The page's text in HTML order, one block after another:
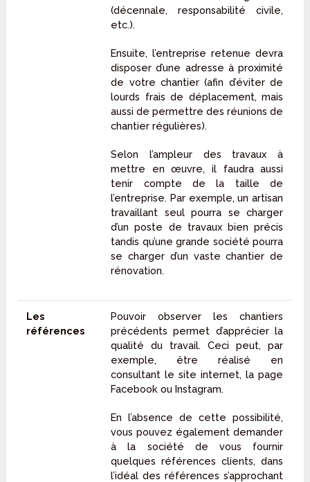
(décennale, responsabilité civile,
etc.).
Ensuite, l’entreprise retenue devra
disposer d’une adresse à proximité
de votre chantier (afin d’éviter de
lourds frais de déplacement, mais
aussi de permettre des réunions de
chantier régulières).
Selon l’ampleur des travaux à
mettre en œuvre, il faudra aussi
tenir compte de la taille de
l’entreprise. Par exemple, un artisan
travaillant seul pourra se charger
d’un poste de travaux bien précis
tandis qu’une grande société pourra
se charger d’un vaste chantier de
rénovation.
Les
références
Pouvoir observer les chantiers
précédents permet d’apprécier la
qualité du travail. Ceci peut, par
exemple, être réalisé en
consultant le site internet, la page
Facebook ou Instagram.
En l’absence de cette possibilité,
vous pouvez également demander
à la société de vous fournir
quelques références clients, dans
l’idéal des références s’approchant